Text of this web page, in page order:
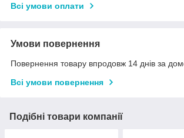
Всі умови оплати
Умови повернення
Повернення товару впродовж 14 днів за
Всі умови повернення
Подібні товари компанії